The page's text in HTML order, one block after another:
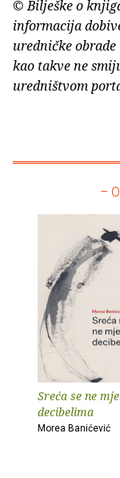
© Bilješke o
informacija
uredničke
kao takve ne
uredništvom
–
Sreća se ne
decibelima
Morea Banićević